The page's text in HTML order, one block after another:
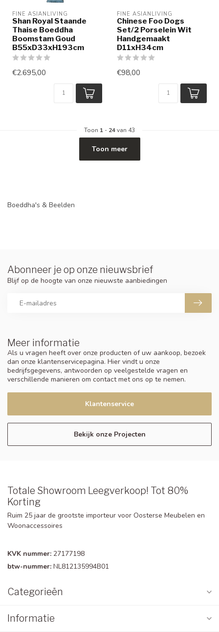
FINE ASIANLIVING
Shan Royal Staande
Thaise Boeddha
Boomstam Goud
B55xD33xH193cm
€2.695,00
FINE ASIANLIVING
Chinese Foo Dogs
Set/2 Porselein Wit
Handgemaakt
D11xH34cm
€98,00
Toon 1 - 24van 43
Toon meer
Boeddha's & Beelden
Meer informatie
Als u vragen heeft over onze producten of uw aankoop, bezoek
dan onze klantenservicepagina. Hier vindt u onze
bedrijfsgegevens, antwoorden op veelgestelde vragen en
verschillende manieren om contact met ons op te nemen.
Klantenservice
Bekijk onze Projecten
Abonneer je op onze nieuwsbrief
Blijf op de hoogte van onze nieuwste aanbiedingen
Totale Showroom Leegverkoop! Tot 80%
Korting
Ruim 25 jaar de grootste importeur voor Oosterse Meubelen en
Woonaccessoires
KVK nummer: 27177198
btw-nummer: NL812135994B01
Categorieën
Informatie